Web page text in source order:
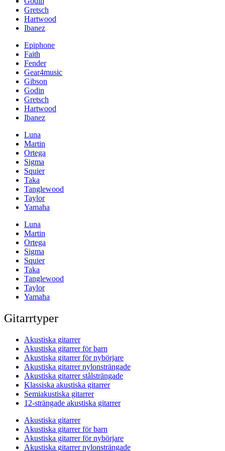
Gretsch
Hartwood
Ibanez
Epiphone
Faith
Fender
Gear4music
Gibson
Godin
Gretsch
Hartwood
Ibanez
Luna
Martin
Ortega
Sigma
Squier
Taka
Tanglewood
Taylor
Yamaha
Luna
Martin
Ortega
Sigma
Squier
Taka
Tanglewood
Taylor
Yamaha
Gitarrtyper
Akustiska gitarrer
Akustiska gitarrer för barn
Akustiska gitarrer för nybörjare
Akustiska gitarrer nylonsträngade
Akustiska gitarrer stålsträngade
Klassiska akustiska gitarrer
Semiakustiska gitarrer
12-strängade akustiska gitarrer
Akustiska gitarrer
Akustiska gitarrer för barn
Akustiska gitarrer för nybörjare
Akustiska gitarrer nylonsträngade